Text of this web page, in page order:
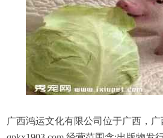
广西鸿运文化有限公司位于广西，